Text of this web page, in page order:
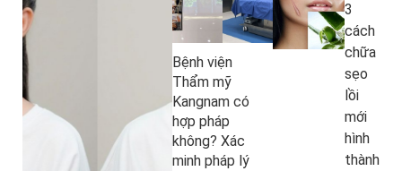
Bệnh viện
Thẩm mỹ
Kangnam có
hợp pháp
không? Xác
minh pháp lý
3
cách
chữa
sẹo
lồi
mới
hình
thành